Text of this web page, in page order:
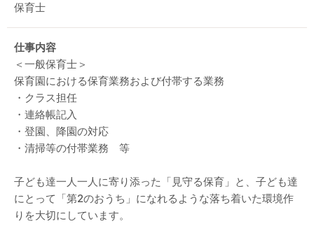
保育士
仕事内容
＜一般保育士＞
保育園における保育業務および付帯する業務
・クラス担任
・連絡帳記入
・登園、降園の対応
・清掃等の付帯業務 等
子ども達一人一人に寄り添った「見守る保育」と、子ども達
にとって「第2のおうち」になれるような落ち着いた環境作
りを大切にしています。